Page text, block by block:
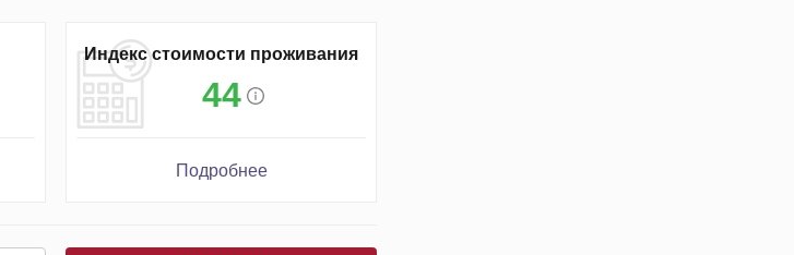
Индекс стоимости проживания
44
Подробнее